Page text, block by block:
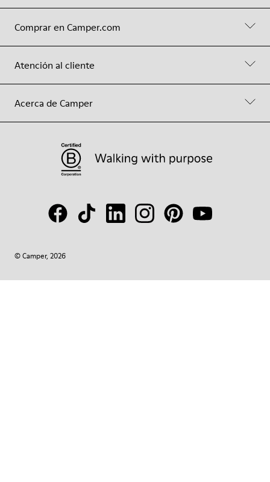
Comprar en Camper.com
Atención al cliente
Acerca de Camper
© Camper, 2026